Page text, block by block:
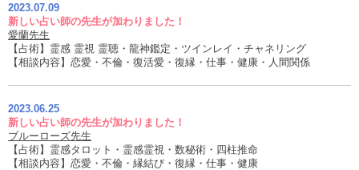
2023.07.09
新しい占い師の先生が加わりました！
愛蘭先生
【占術】霊感 霊視 霊聴・龍神鑑定・ツインレイ・チャネリング
【相談内容】恋愛・不倫・復活愛・復縁・仕事・健康・人間関係
2023.06.25
新しい占い師の先生が加わりました！
ブルーローズ先生
【占術】霊感タロット・霊感霊視・数秘術・四柱推命
【相談内容】恋愛・不倫・縁結び・復縁・仕事・健康